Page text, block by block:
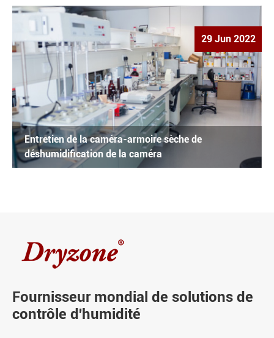
29 Jun 2022
Entretien de la caméra-armoire sèche de
déshumidification de la caméra
Fournisseur mondial de solutions de
contrôle d'humidité